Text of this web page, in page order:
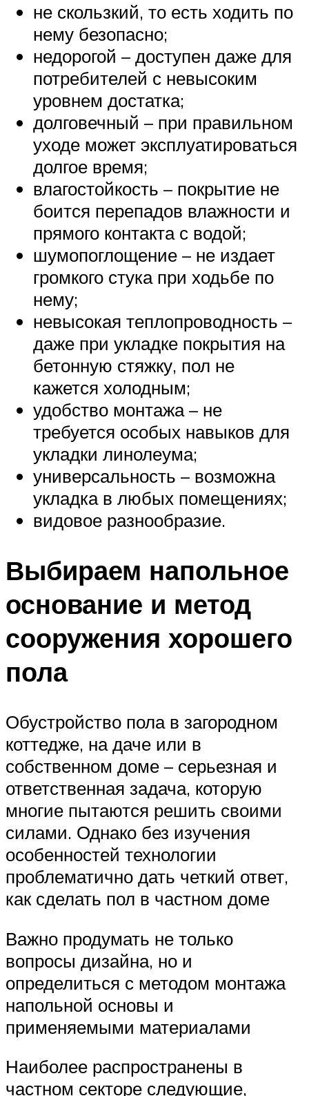
не скользкий, то есть ходить по
нему безопасно;
недорогой – доступен даже для
потребителей с невысоким
уровнем достатка;
долговечный – при правильном
уходе может эксплуатироваться
долгое время;
влагостойкость – покрытие не
боится перепадов влажности и
прямого контакта с водой;
шумопоглощение – не издает
громкого стука при ходьбе по
нему;
невысокая теплопроводность –
даже при укладке покрытия на
бетонную стяжку, пол не
кажется холодным;
удобство монтажа – не
требуется особых навыков для
укладки линолеума;
универсальность – возможна
укладка в любых помещениях;
видовое разнообразие.
Выбираем напольное
основание и метод
сооружения хорошего
пола
Обустройство пола в загородном
коттедже, на даче или в
собственном доме – серьезная и
ответственная задача, которую
многие пытаются решить своими
силами. Однако без изучения
особенностей технологии
проблематично дать четкий ответ,
как сделать пол в частном доме
Важно продумать не только
вопросы дизайна, но и
определиться с методом монтажа
напольной основы и
применяемыми материалами
Наиболее распространены в
частном секторе следующие,